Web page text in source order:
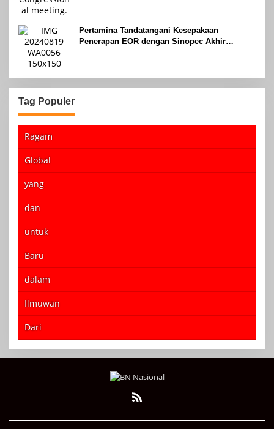
Pertamina Tandatangani Kesepakaan
Penerapan EOR dengan Sinopec Akhir
Tag Populer
Ragam
Global
yang
dan
untuk
Baru
dalam
Ilmuwan
Dari